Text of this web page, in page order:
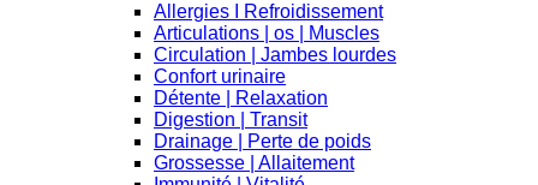
Allergies I Refroidissement
Articulations | os | Muscles
Circulation | Jambes lourdes
Confort urinaire
Détente | Relaxation
Digestion | Transit
Drainage | Perte de poids
Grossesse | Allaitement